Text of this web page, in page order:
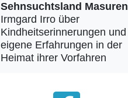
Sehnsuchtsland Masuren
Irmgard Irro über
Kindheitserinnerungen und
eigene Erfahrungen in der
Heimat ihrer Vorfahren